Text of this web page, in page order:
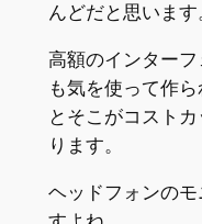
んどだと思います
高額のインター
も気を使って作
とそこがコスト
ります。
ヘッドフォンの